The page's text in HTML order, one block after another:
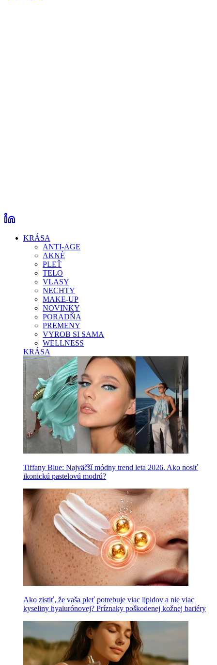
KRÁSA
ANTI-AGE
AKNÉ
PLEŤ
TELO
VLASY
NECHTY
MAKE-UP
NOVINKY
PORADŇA
PREMENY
VYROB SI SAMA
WELLNESS
KRÁSA
Tiffany Blue: Najväčší módny trend leta 2026. Ako nosiť
ikonickú pastelovú modrú?
Ako zistiť, že vaša pleť potrebuje viac lipidov a nie viac
kyseliny hyalurónovej? Príznaky poškodenej kožnej bariéry